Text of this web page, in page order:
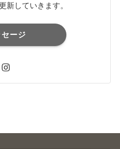
新していきます。
セージ